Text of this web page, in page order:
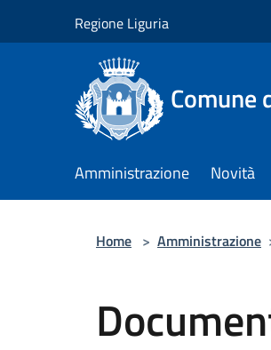
Regione Liguria
Comune
Amministrazione Novità
Home > Amministrazione